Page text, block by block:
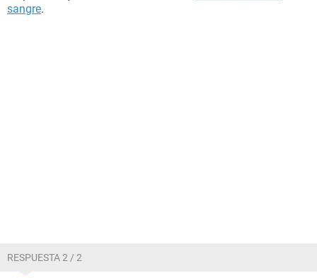
sangre.
RESPUESTA 2 / 2